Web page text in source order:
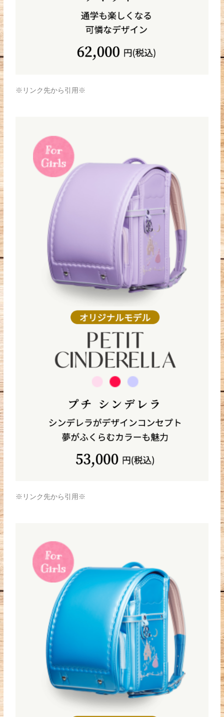
※リンク先から引用※
※リンク先から引用※